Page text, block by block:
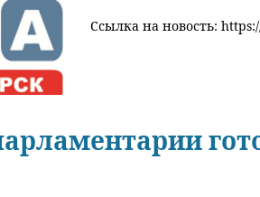
Ссылка на новость: